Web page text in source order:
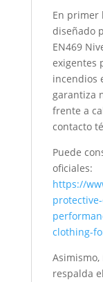
En primer
diseñado
EN469
exigentes
incendios
garantiza
frente a
contacto
Puede
oficiales:
https://
clothing-
respalda